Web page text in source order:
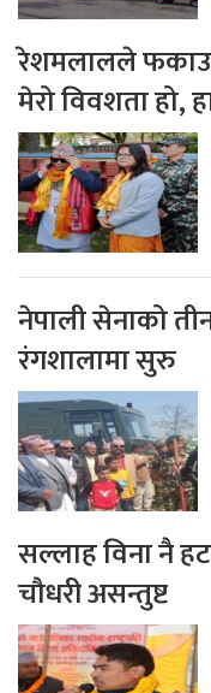
रेशमलालले
मेरो विवशता हो,
नेपाली सेनाको
रंगशालामा सुरु
सल्लाह विना नै
चौधरी असन्तुष्ट